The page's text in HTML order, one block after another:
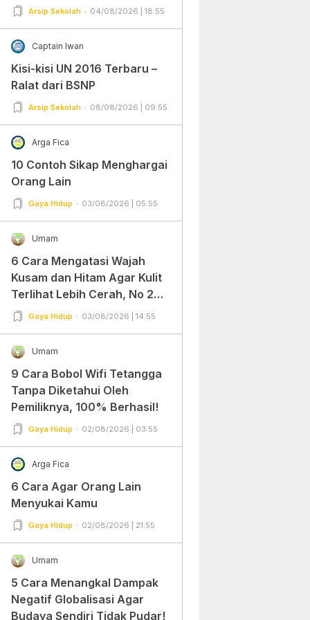
Arsip Sekolah 04/08/2026 | 18:55
Captain Iwan
Kisi-kisi UN 2016 Terbaru –
Ralat dari BSNP
Arsip Sekolah 08/08/2026 | 09:55
Arga Fica
10 Contoh Sikap Menghargai
Orang Lain
Gaya Hidup 03/08/2026 | 05:55
Umam
6 Cara Mengatasi Wajah
Kusam dan Hitam Agar Kulit
Terlihat Lebih Cerah, No 2
Gampang Banget dan Mudah
Gaya Hidup 03/08/2026 | 14:55
Umam
9 Cara Bobol Wifi Tetangga
Tanpa Diketahui Oleh
Pemiliknya, 100% Berhasil!
Gaya Hidup 02/08/2026 | 03:55
Arga Fica
6 Cara Agar Orang Lain
Menyukai Kamu
Gaya Hidup 02/08/2026 | 21:55
Umam
5 Cara Menangkal Dampak
Negatif Globalisasi Agar
Budaya Sendiri Tidak Pudar!